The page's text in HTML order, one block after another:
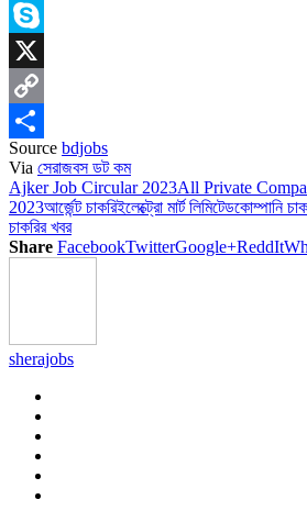
Messenger
Skype
X
Copy
Link
Share
Source bdjobs
Via সেরাজবস ডট কম
Ajker Job Circular 2023All Private
2023আর্জেন্ট চাকরিইলেক্ট্রো মার্ট লিমিটেডকোম্পানি
চাকরির খবর
Share FacebookTwitterGoogle+ReddIt
sherajobs